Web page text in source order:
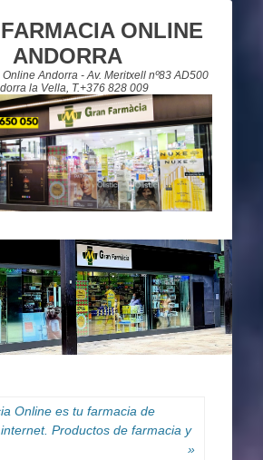
ONLINE
ANDORRA
Andorra - Av. Meritxell nº83 AD500
la Vella, T.+376 828 009
Online es tu farmacia de
Productos de farmacia y
»